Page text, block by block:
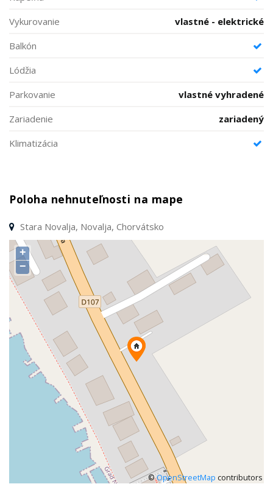
Vykurovanie
vlastné - elektrické
Balkón
Lódžia
Parkovanie
vlastné vyhradené
Zariadenie
zariadený
Klimatizácia
Poloha nehnuteľnosti na mape
Stara Novalja, Novalja, Chorvátsko
+
−
©OpenStreetMap contributors